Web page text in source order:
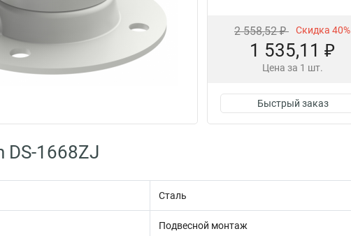
2 558,52 ₽ Скидка 40%
1 535,11 ₽
Цена за 1 шт.
Быстрый заказ
DS-1668ZJ
Сталь
Подвесной монтаж